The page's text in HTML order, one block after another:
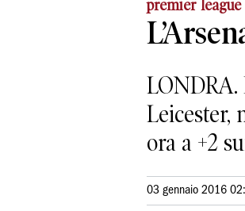
premier league
Leicester,
ora a +2
03 gennaio 2016